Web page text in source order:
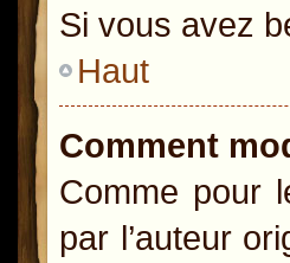
Si vous avez
Haut
Comment
Comme pour
par l’auteur